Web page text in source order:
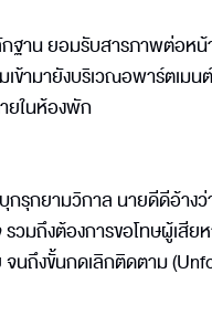
าน ยอมรับสารภาพต่อห
ามายังบริเวณอพาร์ตเม
ยในห้องพัก
กรุกยามวิกาล นายดีดีอ้าง
รวมถึงต้องการขอโทษผู้เ
จนถึงขั้นกดเลิกติดตาม